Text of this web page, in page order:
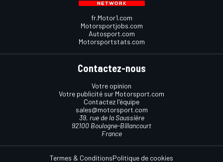
fr.Motor1.com
Motorsportjobs.com
Autosport.com
Motorsportstats.com
Contactez-nous
Votre opinion
Votre publicité sur Motorsport.com
Contactez l'équipe
sales@motorsport.com
39, rue de la Saussière
92100 Boulogne-Billancourt
France
Termes & ConditionsPolitique de cookies